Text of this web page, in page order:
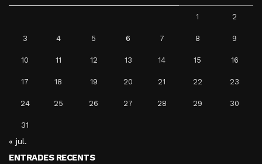
1 2
3 4 5 6 7 8 9
10 11 12 13 14 15 16
17 18 19 20 21 22 23
24 25 26 27 28 29 30
31
« jul.
ENTRADES RECENTS